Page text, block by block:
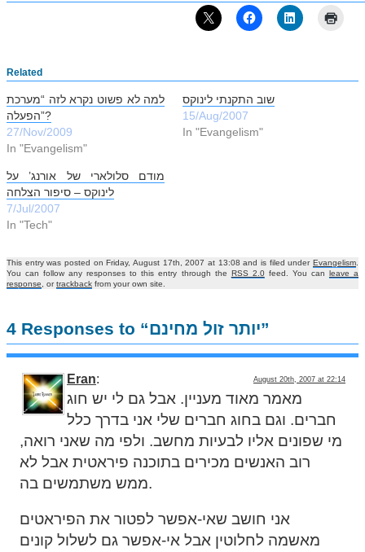
Related
למה לא פשוט נקרא לזה “מערכת
הפעלה”?
27/Nov/2009
In "Evangelism"
שוב התקנתי לינוקס
15/Aug/2007
In "Evangelism"
מודם סלולארי של אורנג’ על
לינוקס – סיפור הצלחה
7/Jul/2007
In "Tech"
This entry was posted on Friday, August 17th, 2007 at 13:08 and is filed under Evangelism
You can follow any responses to this entry through the RSS 2.0feed. You can leave a
response , ortrackback from your own site.
4 Responses to “יותר זול מחינם”
August 20th, 2007 at 22:14
Eran:
מאמר מאוד מעניין. אבל גם לי יש חוג
חברים. וגם בחוג חברים שלי אני בדרך כלל
מי שפונים אליו לבעיות מחשב. ולפי מה שאני רואה,
רוב האנשים מכירים בתוכנה פיראטית אבל לא
ממש משתמשים בה.
אני חושב שאי-אפשר לפטור את הפיראטים
מאשמה לחלוטין אבל אי-אפשר גם לשלול קונים